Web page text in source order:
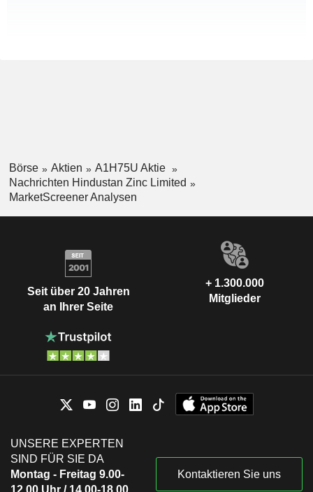
Börse Aktien
A1H75U Aktie
Nachrichten Hindustan Zinc Limited
MarketScreener Analysen
Seit über 20 Jahren
an Ihrer Seite
+ 1.300.000
Mitglieder
UNSERE EXPERTEN
SIND FÜR SIE DA
Montag - Freitag 9.00-
12.00 Uhr / 14.00-18.00
Kontaktieren Sie uns